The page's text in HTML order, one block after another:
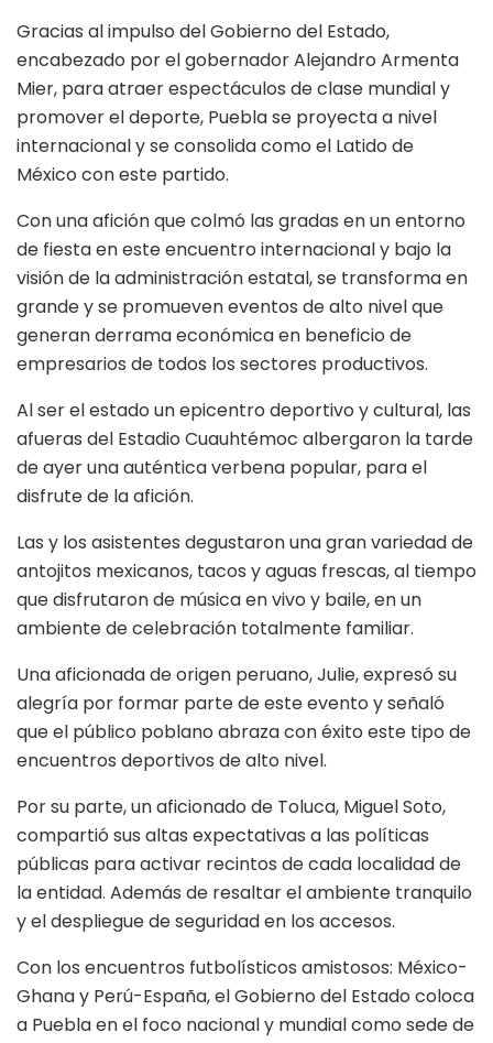
Gracias al impulso del Gobierno del Estado,
encabezado por el gobernador Alejandro Armenta
Mier, para atraer espectáculos de clase mundial y
promover el deporte, Puebla se proyecta a nivel
internacional y se consolida como el Latido de
México con este partido.
Con una afición que colmó las gradas en un entorno
de fiesta en este encuentro internacional y bajo la
visión de la administración estatal, se transforma en
grande y se promueven eventos de alto nivel que
generan derrama económica en beneficio de
empresarios de todos los sectores productivos.
Al ser el estado un epicentro deportivo y cultural, las
afueras del Estadio Cuauhtémoc albergaron la tarde
de ayer una auténtica verbena popular, para el
disfrute de la afición.
Las y los asistentes degustaron una gran variedad de
antojitos mexicanos, tacos y aguas frescas, al tiempo
que disfrutaron de música en vivo y baile, en un
ambiente de celebración totalmente familiar.
​Una aficionada de origen peruano, Julie, expresó su
alegría por formar parte de este evento y señaló
que el público poblano abraza con éxito este tipo de
encuentros deportivos de alto nivel.
Por su parte, un aficionado de Toluca, Miguel Soto,
compartió sus altas expectativas a las políticas
públicas para activar recintos de cada localidad de
la entidad. Además de resaltar el ambiente tranquilo
y el despliegue de seguridad en los accesos.
Con los encuentros futbolísticos amistosos: México-
Ghana y Perú-España, el Gobierno del Estado coloca
a Puebla en el foco nacional y mundial como sede de